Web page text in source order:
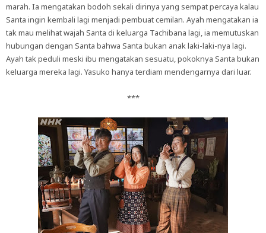
marah. Ia mengatakan bodoh sekali dirinya yang sempat percaya kalau
Santa ingin kembali lagi menjadi pembuat cemilan. Ayah mengatakan ia
tak mau melihat wajah Santa di keluarga Tachibana lagi, ia memutuskan
hubungan dengan Santa bahwa Santa bukan anak laki-laki-nya lagi.
Ayah tak peduli meski ibu mengatakan sesuatu, pokoknya Santa bukan
keluarga mereka lagi. Yasuko hanya terdiam mendengarnya dari luar.
***